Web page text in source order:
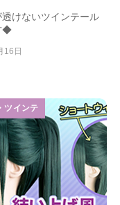
けないツインテール
◆
16日
ツインテ